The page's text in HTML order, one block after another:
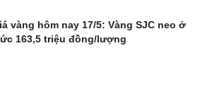
vàng hôm nay 17/5: Vàng SJC neo ở
163,5 triệu đồng/lượng